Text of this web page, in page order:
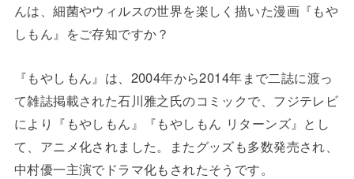
んは、細菌やウィルスの世界を楽しく描いた漫画『もや
しもん』をご存知ですか？
『もやしもん』は、2004年から2014年まで二誌に渡っ
て雑誌掲載された石川雅之氏のコミックで、フジテレビ
により『もやしもん』『もやしもん リターンズ』とし
て、アニメ化されました。またグッズも多数発売され、
中村優一主演でドラマ化もされたそうです。